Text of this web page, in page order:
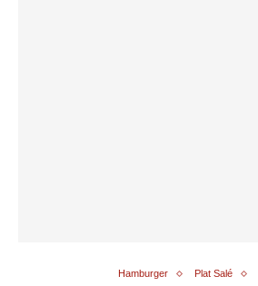
Hamburger Plat Salé